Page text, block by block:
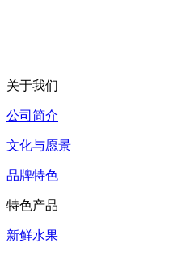
关于我们
公司简介
文化与愿景
品牌特色
特色产品
新鲜水果